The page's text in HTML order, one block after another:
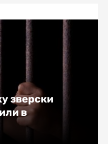
зверски
в